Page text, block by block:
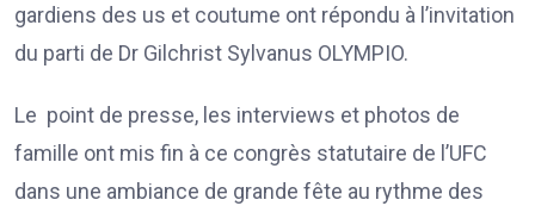
gardiens des us et coutume ont répondu à l’invitation
du parti de Dr Gilchrist Sylvanus OLYMPIO.
Le point de presse, les interviews et photos de
famille ont mis fin à ce congrès statutaire de l’UFC
dans une ambiance de grande fête au rythme des